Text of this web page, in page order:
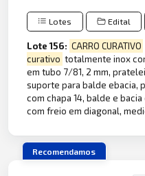
Lotes Edital
Lote 156: CARRO CURATIVO
curativo totalmente inox
em tubo 7/81, 2 mm,
suporte para balde ebacia,
com chapa 14, balde e
com freio em diagonal,
Recomendamos